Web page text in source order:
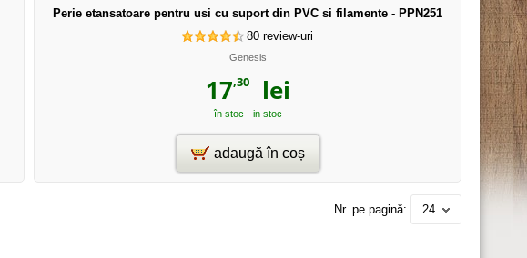
Perie etansatoare pentru usi cu suport din PVC si filamente - PPN251
80review-uri
Genesis
17,30lei
în stoc - in stoc
adaugă în coș
Nr. pe pagină: 24